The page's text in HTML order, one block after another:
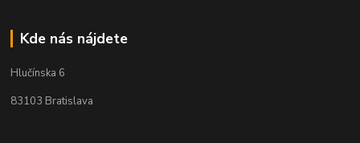
Kde nás nájdete
Hlučínska 6
83103 Bratislava